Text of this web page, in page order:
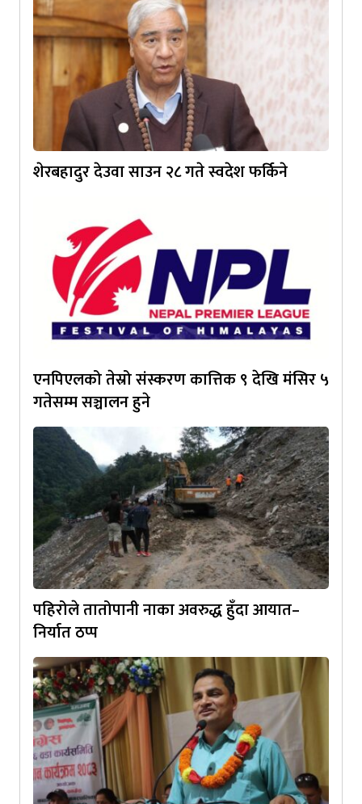
शेरबहादुर देउवा साउन २८ गते स्वदेश फर्किने
एनपिएलको तेस्रो संस्करण कात्तिक ९ देखि मंसिर ५
गतेसम्म सञ्चालन हुने
पहिरोले तातोपानी नाका अवरुद्ध हुँदा आयात–
निर्यात ठप्प